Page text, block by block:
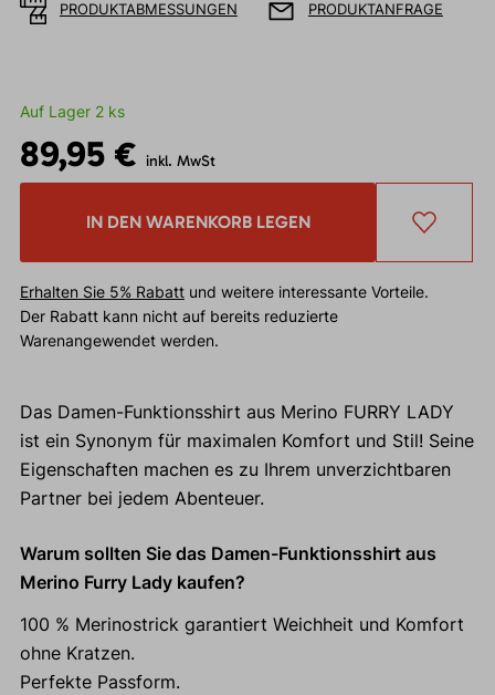
PRODUKTABMESSUNGEN PRODUKTANFRAGE
Auf Lager 2 ks
89,95 € inkl. MwSt
IN DEN WARENKORB LEGEN
Erhalten Sie 5% Rabattund weitere interessante Vorteile.
Der Rabatt kann nicht auf bereits reduzierte
Warenangewendet werden.
Das Damen-Funktionsshirt aus Merino FURRY LADY
ist ein Synonym für maximalen Komfort und Stil! Seine
Eigenschaften machen es zu Ihrem unverzichtbaren
Partner bei jedem Abenteuer.
Warum sollten Sie das Damen-Funktionsshirt aus
Merino Furry Lady kaufen?
100 % Merinostrick garantiert Weichheit und Komfort
ohne Kratzen.
Perfekte Passform.